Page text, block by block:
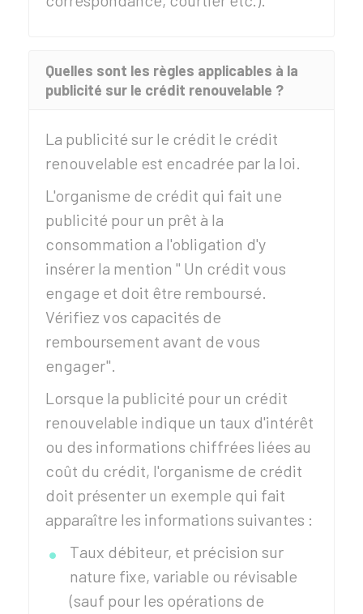
Quelles sont les règles applicables à la
publicité sur le crédit renouvelable ?
La publicité sur le crédit le crédit
renouvelable est encadrée par la loi.
L'organisme de crédit qui fait une
publicité pour un prêt à la
consommation a l'obligation d'y
insérer la mention " Un crédit vous
engage et doit être remboursé.
Vérifiez vos capacités de
remboursement avant de vous
engager".
Lorsque la publicité pour un crédit
renouvelable indique un taux d'intérêt
ou des informations chiffrées liées au
coût du crédit, l'organisme de crédit
doit présenter un exemple qui fait
apparaître les informations suivantes :
Taux débiteur, et précision sur
nature fixe, variable ou révisable
(sauf pour les opérations de